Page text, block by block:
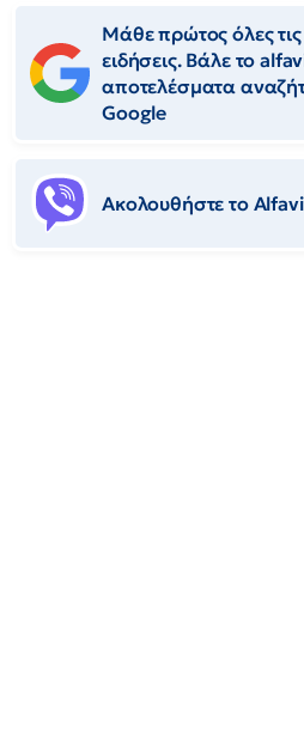
Μάθε πρώτος όλες
ειδήσεις. Βάλε το
αποτελέσματα
Google
Ακολουθήστε το